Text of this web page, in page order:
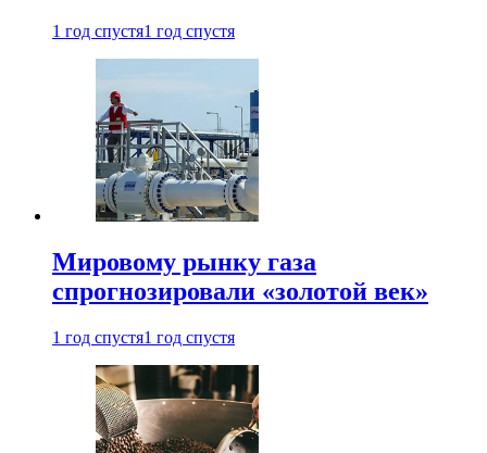
1 год спустя1 год спустя
Мировому рынку газа
спрогнозировали «золотой век»
1 год спустя1 год спустя